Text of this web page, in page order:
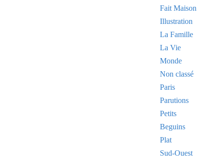
Fait Maison
Illustration
La Famille
La Vie
Monde
Non classé
Paris
Parutions
Petits
Beguins
Plat
Sud-Ouest